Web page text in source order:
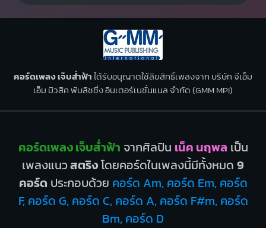
คอร์ดเพลง เจ็บส่ำฟ้าได้รับอนุญาตใช้ลิขสิทธิ์เพลงจาก บริษัท จีเอ็ม
เอ็ม มิวสิค พับลิชชิ่ง อินเตอร์เนชั่นแนล จำกัด (GMM MPI)
คอร์ดเพลง เจ็บส่ำฟ้า จากศิลปิน เน็ค นฤพล เป็น
เพลงแนวสตริงโดยคอร์ดในเพลงนี้มีทั้งหมด 9
คอร์ด ประกอบด้วย คอร์ด Am, คอร์ด Em, คอร์ด
F, คอร์ด G, คอร์ด C, คอร์ด A, คอร์ด F#m, คอร์ด
Bm, คอร์ด D